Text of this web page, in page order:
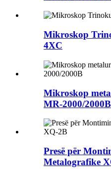
Mikroskop
4XC
Mikroskop
MR-2000/2000B
Presë për
Metalografike